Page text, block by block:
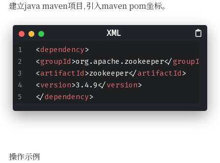
建立java maven项目,引入maven pom坐标。
<dependency>
<groupId>org.apache.zookeeper</groupId
<artifactId>zookeeper</artifactId>
<version>3.4.9</version>
</dependency>
操作示例